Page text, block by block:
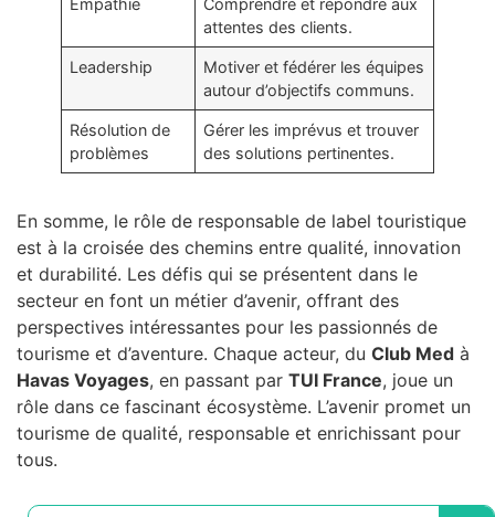
attentes des clients.
Leadership
Motiver et fédérer les équipes
autour d’objectifs communs.
Résolution de
problèmes
Gérer les imprévus et trouver
des solutions pertinentes.
En somme, le rôle de responsable de label touristique
est à la croisée des chemins entre qualité, innovation
et durabilité. Les défis qui se présentent dans le
secteur en font un métier d’avenir, offrant des
perspectives intéressantes pour les passionnés de
tourisme et d’aventure. Chaque acteur, du Club Med à
Havas Voyages, en passant par TUI France, joue un
rôle dans ce fascinant écosystème. L’avenir promet un
tourisme de qualité, responsable et enrichissant pour
tous.